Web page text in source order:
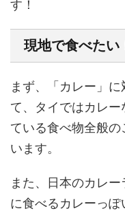
す！
現地で食べたい
まず、「カレー」
て、タイではカレー
ている食べ物全般の
います。
また、日本のカレ
に食べるカレーっ